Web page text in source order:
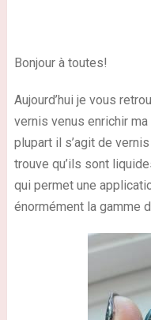
Bonjour à toutes!
Aujourd’hui je vous
vernis venus enrichir
plupart il s’agit de vernis
trouve qu’ils sont
qui permet une
énormément la gamme